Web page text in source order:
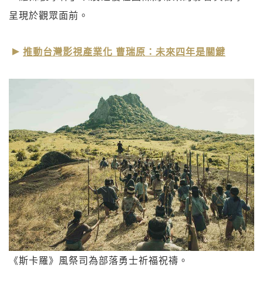
呈現於觀眾面前。
推動台灣影視產業化 曹瑞原：未來四年是關鍵
《斯卡羅》風祭司為部落勇士祈福祝禱。